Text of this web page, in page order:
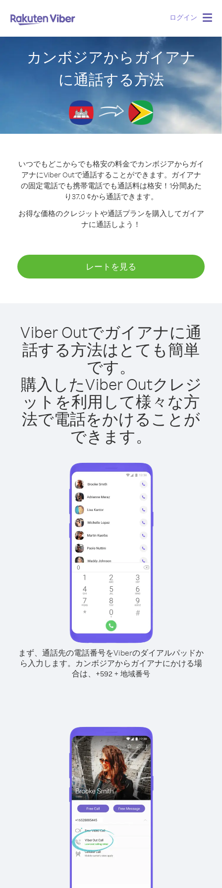
ログイン
カンボジアからガイアナ
に通話する方法
いつでもどこからでも格安の料金でカンボジアからガイ
アナにViber Outで通話することができます。
ガイアナ
の固定電話でも携帯電話でも通話料は格安！1分間あた
り37.0 ¢から通話できます。
お得な価格のクレジットや通話プランを購入してガイア
ナに通話しよう！
レートを見る
Viber Outでガイアナに通
話する方法はとても簡単
です。
購入したViber Outクレジ
ットを利用して様々な方
法で電話をかけることが
できます。
まず、通話先の電話番号をViberのダイアルパッドか
ら入力します。 カンボジアからガイアナにかける場
合は、 +592 + 地域番号